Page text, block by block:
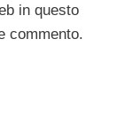
in questo
commento.